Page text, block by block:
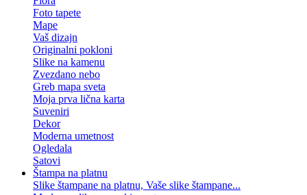
Foto tapete
Mape
Vaš dizajn
Originalni pokloni
Slike na kamenu
Zvezdano nebo
Greb mapa sveta
Moja prva lična karta
Suveniri
Dekor
Moderna umetnost
Ogledala
Satovi
Štampa na platnu
Slike štampane na platnu, Vaše slike štampane...